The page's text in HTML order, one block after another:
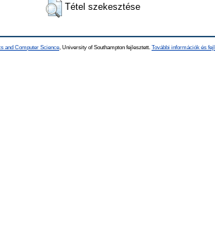
Tétel szekesztése
and Computer Science , University of Southampton fejlesztett. További információk és